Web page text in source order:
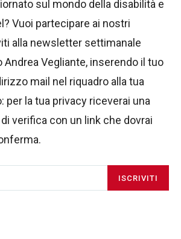
sul mondo della disabilità e
Vuoi partecipare ai nostri
alla newsletter settimanale
Andrea Vegliante, inserendo il tuo
mail nel riquadro alla tua
per la tua privacy riceverai una
verifica con un link che dovrai
ISCRIVITI